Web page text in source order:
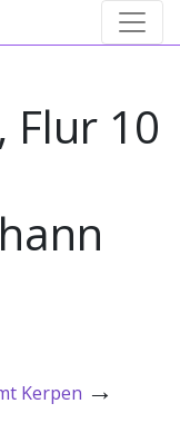
Flur 10
Kerpen →